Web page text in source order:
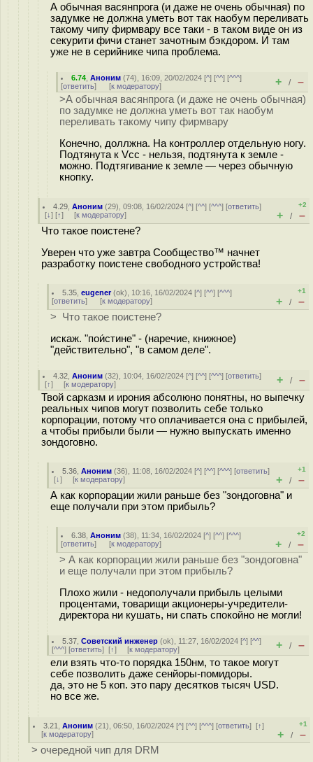
А обычная васянпрога (и даже не очень обычная) по
задумке не должна уметь вот так наобум переливать
такому чипу фирмвару все таки - в таком виде он из
секурити фичи станет зачотным бэкдором. И там
уже не в серийнике чипа проблема.
6.74 ,Аноним (74), 16:09, 20/02/2024 [^] [^^] [^^^]
[ответить] [к модератору] + / –
>А обычная васянпрога (и даже не очень обычная)
по задумке не должна уметь вот так наобум
переливать такому чипу фирмвару
Конечно, доллжна. На контроллер отдельную ногу.
Подтянута к Vcc - нельзя, подтянута к земле -
можно. Подтягивание к земле — через обычную
кнопку.
4.29 ,Аноним (29), 09:08, 16/02/2024 [^] [^^] [^^^] [ответить]
[↓] [↑] [к модератору]
+2
+ / –
Что такое поистене?
Уверен что уже завтра Сообщество™ начнет
разработку поистене свободного устройства!
5.35 ,eugener(ok), 10:16, 16/02/2024 [^] [^^] [^^^]
[ответить] [к модератору]
+1
+ / –
> Что такое поистене?
искаж. "пои́стине" - (наречие, книжное)
"действительно", "в самом деле".
4.32 ,Аноним (32), 10:04, 16/02/2024 [^] [^^] [^^^] [ответить]
[↑] [к модератору] + / –
Твой сарказм и ирония абсолюно понятны, но выпечку
реальных чипов могут позволить себе только
корпорации, потому что оплачивается она с прибылей,
а чтобы прибыли были — нужно выпускать именно
зондоговно.
5.36 ,Аноним (36), 11:08, 16/02/2024 [^] [^^] [^^^] [ответить]
[↓] [к модератору]
+1
+ / –
А как корпорации жили раньше без "зондоговна" и
еще получали при этом прибыль?
6.38 ,Аноним (38), 11:34, 16/02/2024 [^] [^^] [^^^]
[ответить] [к модератору]
+2
+ / –
> А как корпорации жили раньше без "зондоговна"
и еще получали при этом прибыль?
Плохо жили - недополучали прибыль целыми
процентами, товарищи акционеры-учредители-
директора ни кушать, ни спать спокойно не могли!
5.37 ,Советский инженер (ok), 11:27, 16/02/2024 [^] [^^]
[^^^] [ответить] [↑] [к модератору] + / –
ели взять что-то порядка 150нм, то такое могут
себе позволить даже сенйоры-помидоры.
да, это не 5 коп. это пару десятков тысяч USD.
но все же.
3.21 ,Аноним (21), 06:50, 16/02/2024 [^] [^^] [^^^] [ответить][↑]
[к модератору]
+1
+ / –
> очередной чип для DRM